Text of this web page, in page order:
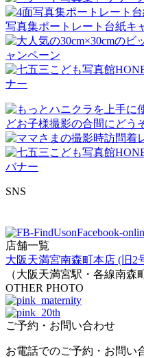
SNS
店舗一覧
大阪天満宮南森町本店 (旧2
（大阪天満宮駅・各線南森
OTHER PHOTO
ご予約・お問い合わせ
お電話でのご予約・お問い